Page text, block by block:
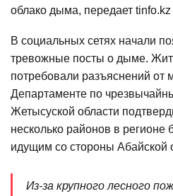
облако дыма, передает tinfo.kz
В социальных сетях начали
тревожные посты о дыме.
потребовали разъяснений от
Департаменте по
Жетысуской области
несколько районов в
идущим со стороны Абайской
Из-за крупного лесного